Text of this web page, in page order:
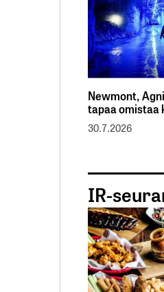
Newmont,
tapaa omistaa
30.7.2026
IR-